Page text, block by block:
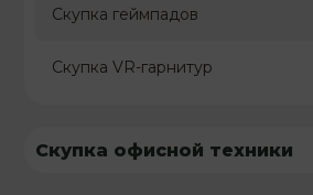
Скупка геймпадов
Скупка VR-гарнитур
Скупка офисной техники